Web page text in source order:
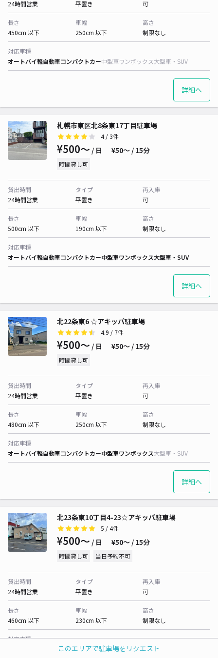
このエリアで駐車場をリクエスト
24時間営業
平置き
可
長さ
450cm 以下
車幅
250cm 以下
高さ
制限なし
対応車種
オートバイ軽自動車コンパクトカー中型車ワンボックス大型車・SUV
詳細へ
札幌市東区北8条東17丁目駐車場
4/ 3件
¥500〜 / 日 ¥50〜 / 15分
時間貸し可
貸出時間
24時間営業
タイプ
平置き
再入庫
可
長さ
500cm 以下
車幅
190cm 以下
高さ
制限なし
対応車種
オートバイ軽自動車コンパクトカー中型車ワンボックス大型車・SUV
詳細へ
北22条東6 ☆アキッパ駐車場
4.9 / 7件
¥500〜 / 日 ¥50〜 / 15分
時間貸し可
貸出時間
24時間営業
タイプ
平置き
再入庫
可
長さ
480cm 以下
車幅
250cm 以下
高さ
制限なし
対応車種
オートバイ軽自動車コンパクトカー中型車ワンボックス大型車・SUV
詳細へ
北23条東10丁目4-23☆アキッパ駐車場
5 / 4件
¥500〜 / 日 ¥50〜 / 15分
時間貸し可 当日予約不可
貸出時間
24時間営業
タイプ
平置き
再入庫
可
長さ
460cm 以下
車幅
230cm 以下
高さ
制限なし
対応車種
軽自動車コンパクトカー中型車ワンボックス 大型車・SUV